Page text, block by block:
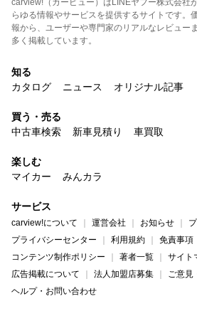
らゆる情報やサービスを提供するサイトです。
報から、ユーザーや専門家のリアルなレビュー
多く掲載しています。
知る
カタログ
ニュース オリジナル記事
買う・売る
中古車検索
新車見積り 車買取
楽しむ
マイカー
みんカラ
サービス
carview!について 運営会社 お知らせ
プライバシーセンター
利用規約
免責事項
コンテンツ制作ポリシー
著者一覧
サイト
広告掲載について
法人加盟店募集
ご意見
ヘルプ・お問い合わせ